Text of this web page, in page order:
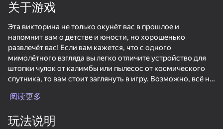
关于游戏
Эта викторина не только окунёт вас в прошлое и
напомнит вам о детстве и юности, но хорошенько
развлечёт вас! Если вам кажется, что с одного
мимолётного взгляда вы легко отличите устройство для
штопки чулок от калимбы или пылесос от космического
спутника, то вам стоит заглянуть в игру. Возможно, всё не
- полюбуетесь любимыми игрушками детства и маминой
阅读更多
玩法说明